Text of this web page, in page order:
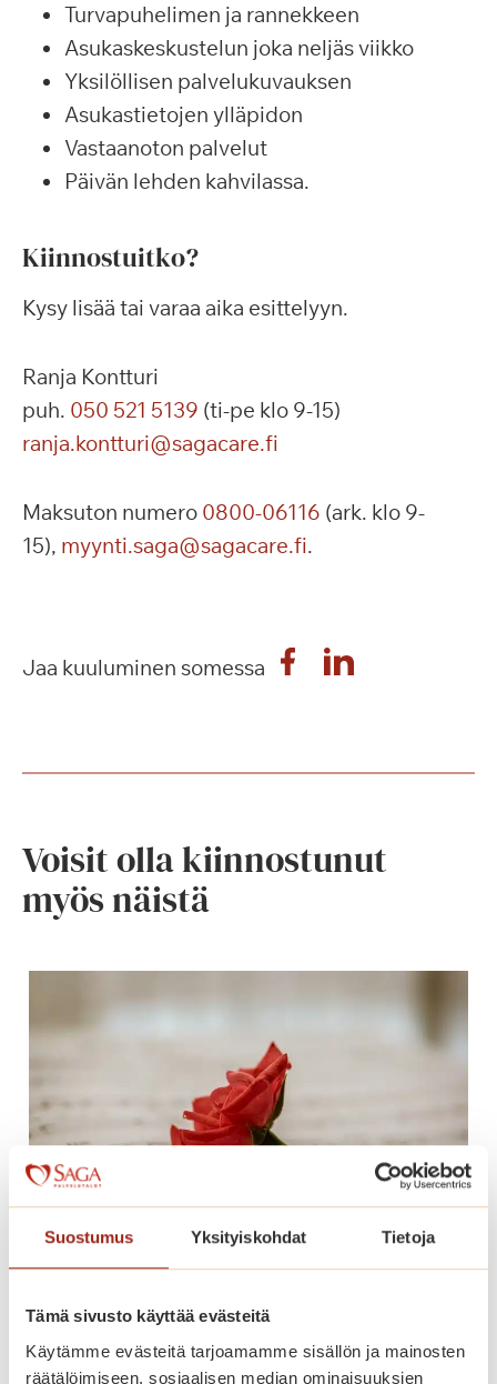
Suostumus Yksityiskohdat Tietoja
Tämä sivusto käyttää evästeitä
Käytämme evästeitä tarjoamamme sisällön ja mainosten
räätälöimiseen, sosiaalisen median ominaisuuksien
Turvapuhelimen ja rannekkeen
Asukaskeskustelun joka neljäs viikko
Yksilöllisen palvelukuvauksen
Asukastietojen ylläpidon
Vastaanoton palvelut
Päivän lehden kahvilassa.
Kiinnostuitko?
Kysy lisää tai varaa aika esittelyyn.
Ranja Kontturi
puh. 050 521 5139 (ti-pe klo 9-15)
ranja.kontturi@sagacare.fi
Maksuton numero 0800-06116 (ark. klo 9-
15), myynti.saga@sagacare.fi.
Jaa kuuluminen somessa
Voisit olla kiinnostunut
myös näistä
Iloisia musikaaleja
Lue lisää
I